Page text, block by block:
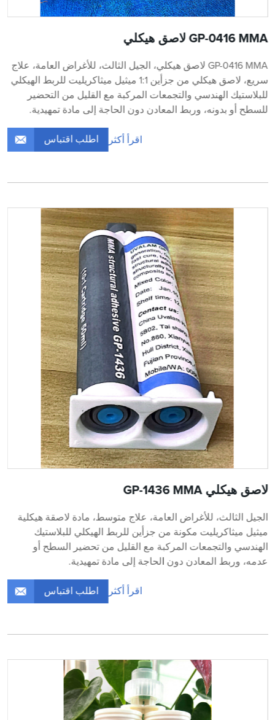
GP-0416 MMA لاصق هيكلي
GP-0416 MMA لاصق هيكلي، الجيل الثالث، للأغراض العامة، علاج
سريع، لاصق هيكلي من جزأين 1:1 ميثيل ميثاكريليت للربط الهيكلي
للبلاستيك الهندسي والتجمعات المركبة مع القليل من التحضير
للسطح أو بدونه، وربط المعادن دون الحاجة إلى مادة تمهيدية.
اقرأ أكثر اطلب اقتباس
لاصق هيكلي GP-1436 MMA
الجيل الثالث، للأغراض العامة، علاج متوسط، مادة لاصقة هيكلية
ميثيل ميثاكريليت مكونة من جزأين للربط الهيكلي للبلاستيك
الهندسي والتجمعات المركبة مع القليل من تحضير السطح أو
عدمه، وربط المعادن دون الحاجة إلى مادة تمهيدية.
اقرأ أكثر اطلب اقتباس